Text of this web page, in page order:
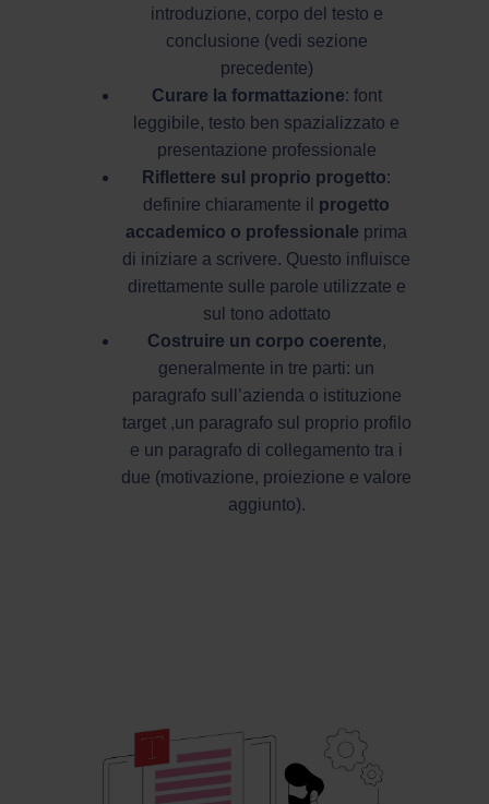
introduzione, corpo del testo e
conclusione (vedi sezione
precedente)
Curare la formattazione: font
leggibile, testo ben spazializzato e
presentazione professionale
Riflettere sul proprio progetto:
definire chiaramente il progetto
accademico o professionale prima
di iniziare a scrivere. Questo influisce
direttamente sulle parole utilizzate e
sul tono adottato
Costruire un corpo coerente,
generalmente in tre parti: un
paragrafo sull’azienda o istituzione
target ,un paragrafo sul proprio profilo
e un paragrafo di collegamento tra i
due (motivazione, proiezione e valore
aggiunto).